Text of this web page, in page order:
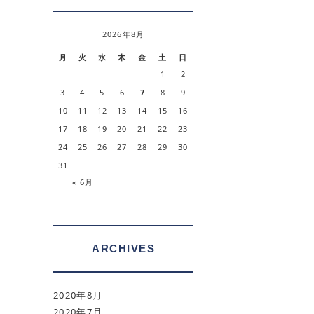
2026年8月
月 火 水 木 金 土 日
« 6月
1
2
3
4 5 6 7 8
9
10
11 12 13 14 15
16
17
18 19 20 21 22
23
24
25 26 27 28 29
30
31
ARCHIVES
2020年8月